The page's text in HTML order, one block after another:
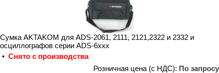
Сумка AKTAKOM для ADS-2061, 2111, 2121,2322 и 2332 и
осциллографов серии ADS-6ххх
• Снято с производства
Розничная цена (с НДС): По запросу